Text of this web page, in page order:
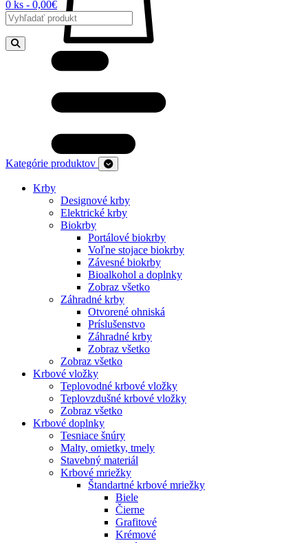
0 ks - 0,00€
Kategórie produktov
Krby
Designové krby
Elektrické krby
Biokrby
Portálové biokrby
Voľne stojace biokrby
Závesné biokrby
Bioalkohol a doplnky
Zobraz všetko
Záhradné krby
Otvorené ohniská
Príslušenstvo
Záhradné krby
Zobraz všetko
Zobraz všetko
Krbové vložky
Teplovodné krbové vložky
Teplovzdušné krbové vložky
Zobraz všetko
Krbové doplnky
Tesniace šnúry
Malty, omietky, tmely
Stavebný materiál
Krbové mriežky
Štandartné krbové mriežky
Biele
Čierne
Grafitové
Krémové